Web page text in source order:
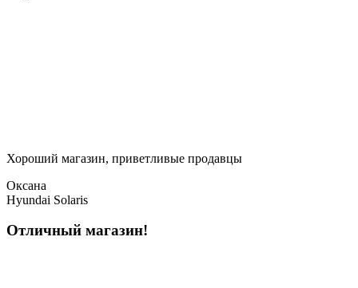
Хороший магазин, приветливые продавцы
Оксана
Hyundai Solaris
Отличный магазин!